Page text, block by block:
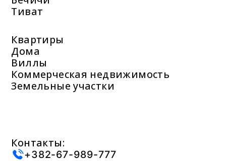
Тиват
Квартиры
Дома
Виллы
Коммерческая недвижимость
Земельные участки
Контакты:
+382-67-989-777